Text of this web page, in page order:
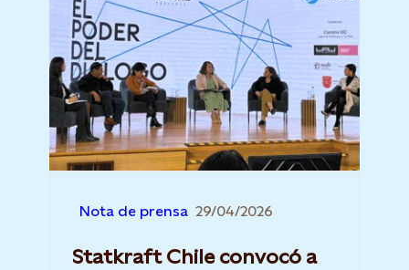
Nota de prensa 29/04/2026
Statkraft Chile convocó a